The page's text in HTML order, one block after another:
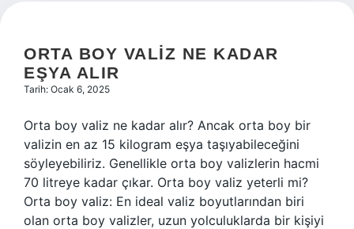
ORTA BOY VALIZ NE KADAR
EŞYA ALIR
Tarih: Ocak 6, 2025
Orta boy valiz ne kadar alır? Ancak orta boy bir
valizin en az 15 kilogram eşya taşıyabileceğini
söyleyebiliriz. Genellikle orta boy valizlerin hacmi
70 litreye kadar çıkar. Orta boy valiz yeterli mi?
Orta boy valiz: En ideal valiz boyutlarından biri
olan orta boy valizler, uzun yolculuklarda bir kişiyi